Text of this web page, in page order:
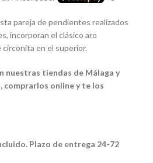
pareja de pendientes realizados
incorporan el clásico aro
en el superior.
nuestras tiendas de Málaga y
comprarlos online y te los
Plazo de entrega 24-72